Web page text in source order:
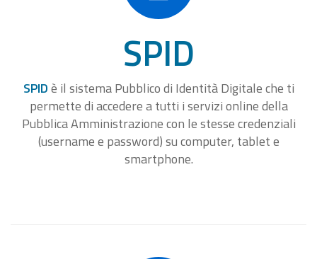
SPID
SPIDè il sistema Pubblico di Identità Digitale che ti
permette di accedere a tutti i servizi online della
Pubblica Amministrazione con le stesse credenziali
(username e password) su computer, tablet e
smartphone.